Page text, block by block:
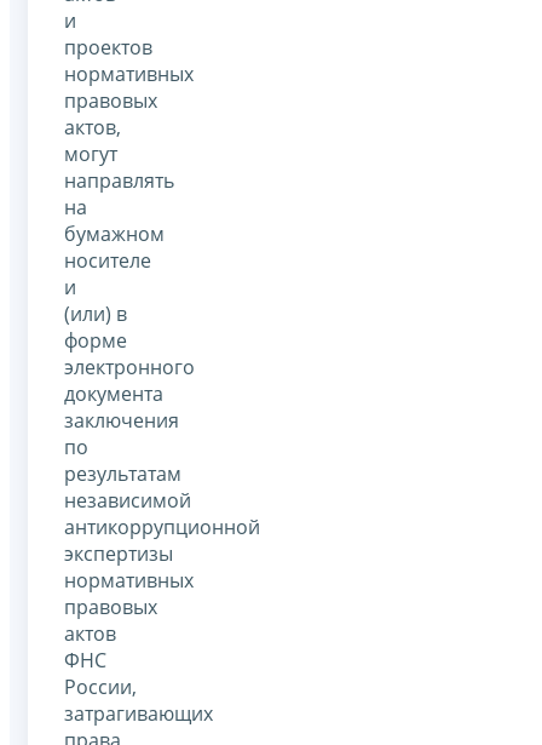
и
проектов
нормативных
правовых
актов,
могут
направлять
на
бумажном
носителе
и
(или) в
форме
электронного
документа
заключения
по
результатам
независимой
антикоррупционной
экспертизы
нормативных
правовых
актов
ФНС
России,
затрагивающих